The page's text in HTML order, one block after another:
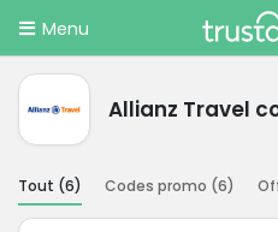
Menu
Allianz Travel
Tout (6) Codes promo (6)